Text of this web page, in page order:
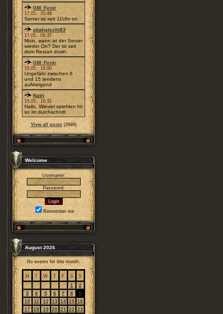
GM_Fenir
17.05.: 20:49
Server ist seit 11Uhr on
abahatschi83
17.05.: 09:37
Moin, wann ist der Server
wieder On? Der ist seit
dem Restart down.
GM_Fenir
15.05.: 18:00
Ungefähr zwischen 6
und 15 tendens
aufsteigend
Natri
15.05.: 16:31
Hallo. Wieviel spiehlen hir
so im durchschnitt
View all posts(2699)
Welcome
Username:
Password:
Remember me
August 2026
No events for this month.
M T W T F S S
1
2
3
4 5 6 7 8
9
10
11 12 13 14 15 16
17 18 19 20 21 22 23